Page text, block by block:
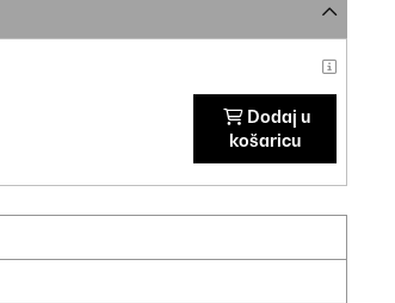
Dodaj u
košaricu